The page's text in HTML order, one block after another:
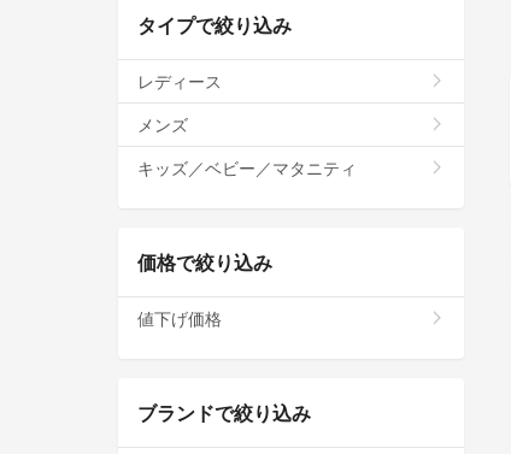
タイプで絞り込み
レディース
メンズ
キッズ／ベビー／マタニティ
価格で絞り込み
値下げ価格
ブランドで絞り込み